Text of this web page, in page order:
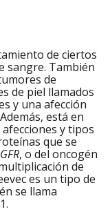
de ciertos
sangre. También
de
de piel llamados
y una afección
está en
y tipos
que se
, o del oncogén
de
es un tipo de
se llama